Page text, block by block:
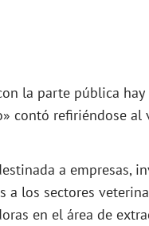
la parte pública
contó refiriéndose
a empresas,
a los sectores
en el área de